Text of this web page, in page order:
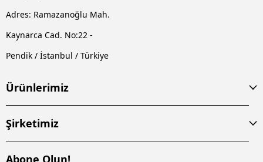
Adres: Ramazanoğlu Mah.
Kaynarca Cad. No:22 -
Pendik / İstanbul / Türkiye
Ürünlerimiz
Şirketimiz
Abone Olun!